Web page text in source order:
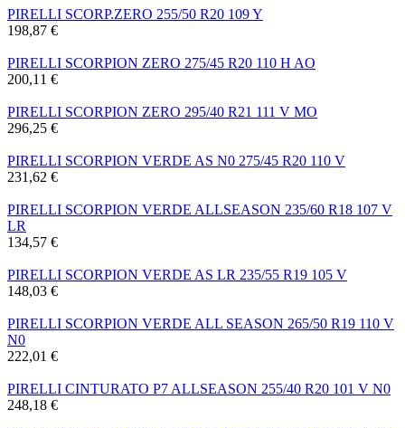
PIRELLI SCORP.ZERO 255/50 R20 109 Y
198,87 €
PIRELLI SCORPION ZERO 275/45 R20 110 H AO
200,11 €
PIRELLI SCORPION ZERO 295/40 R21 111 V MO
296,25 €
PIRELLI SCORPION VERDE AS N0 275/45 R20 110 V
231,62 €
PIRELLI SCORPION VERDE ALLSEASON 235/60 R18 107 V
LR
134,57 €
PIRELLI SCORPION VERDE AS LR 235/55 R19 105 V
148,03 €
PIRELLI SCORPION VERDE ALL SEASON 265/50 R19 110 V
N0
222,01 €
PIRELLI CINTURATO P7 ALLSEASON 255/40 R20 101 V N0
248,18 €